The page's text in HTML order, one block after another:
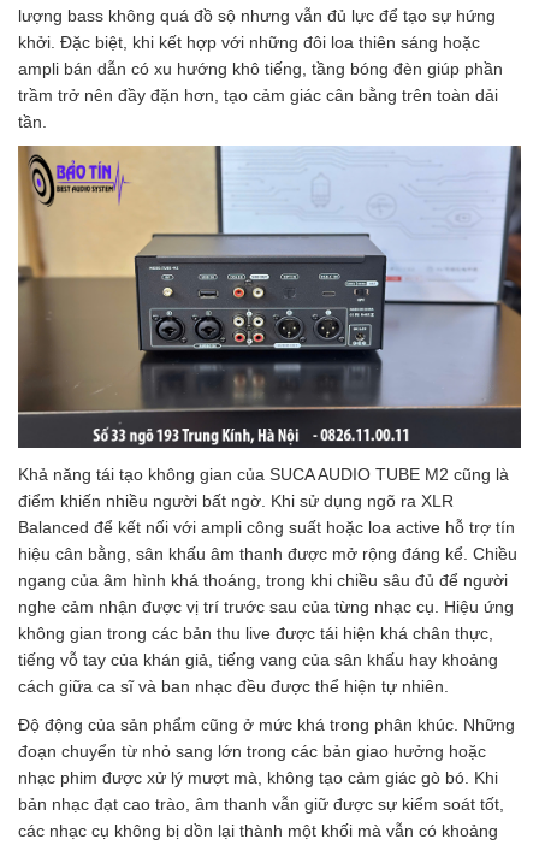
lượng bass không quá đồ sộ nhưng vẫn đủ lực để tạo sự hứng
khởi. Đặc biệt, khi kết hợp với những đôi loa thiên sáng hoặc
ampli bán dẫn có xu hướng khô tiếng, tầng bóng đèn giúp phần
trầm trở nên đầy đặn hơn, tạo cảm giác cân bằng trên toàn dải
tần.
Khả năng tái tạo không gian của SUCA AUDIO TUBE M2 cũng là
điểm khiến nhiều người bất ngờ. Khi sử dụng ngõ ra XLR
Balanced để kết nối với ampli công suất hoặc loa active hỗ trợ tín
hiệu cân bằng, sân khấu âm thanh được mở rộng đáng kể. Chiều
ngang của âm hình khá thoáng, trong khi chiều sâu đủ để người
nghe cảm nhận được vị trí trước sau của từng nhạc cụ. Hiệu ứng
không gian trong các bản thu live được tái hiện khá chân thực,
tiếng vỗ tay của khán giả, tiếng vang của sân khấu hay khoảng
cách giữa ca sĩ và ban nhạc đều được thể hiện tự nhiên.
Độ động của sản phẩm cũng ở mức khá trong phân khúc. Những
đoạn chuyển từ nhỏ sang lớn trong các bản giao hưởng hoặc
nhạc phim được xử lý mượt mà, không tạo cảm giác gò bó. Khi
bản nhạc đạt cao trào, âm thanh vẫn giữ được sự kiểm soát tốt,
các nhạc cụ không bị dồn lại thành một khối mà vẫn có khoảng